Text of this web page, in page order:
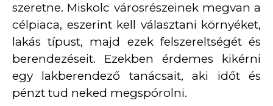
szeretne. Miskolc városrészeinek megvan a
célpiaca, eszerint kell választani környéket,
lakás típust, majd ezek felszereltségét és
berendezéseit. Ezekben érdemes kikérni
egy lakberendező tanácsait, aki időt és
pénzt tud neked megspórolni.